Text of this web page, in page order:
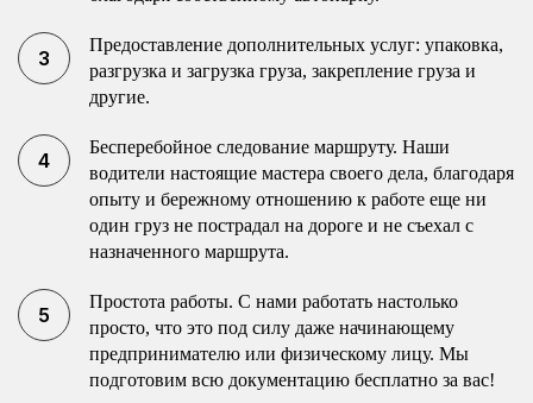
Предоставление дополнительных услуг: упаковка,
разгрузка и загрузка груза, закрепление груза и
другие.
Бесперебойное следование маршруту. Наши
водители настоящие мастера своего дела, благодаря
опыту и бережному отношению к работе еще ни
один груз не пострадал на дороге и не съехал с
назначенного маршрута.
Простота работы. С нами работать настолько
просто, что это под силу даже начинающему
предпринимателю или физическому лицу. Мы
подготовим всю документацию бесплатно за вас!